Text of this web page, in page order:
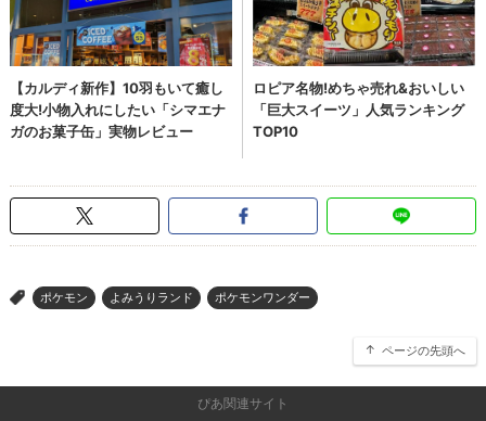
> ポケモン よみうりランド ポケモンワンダー
ページの先頭へ
ぴあ関連サイト